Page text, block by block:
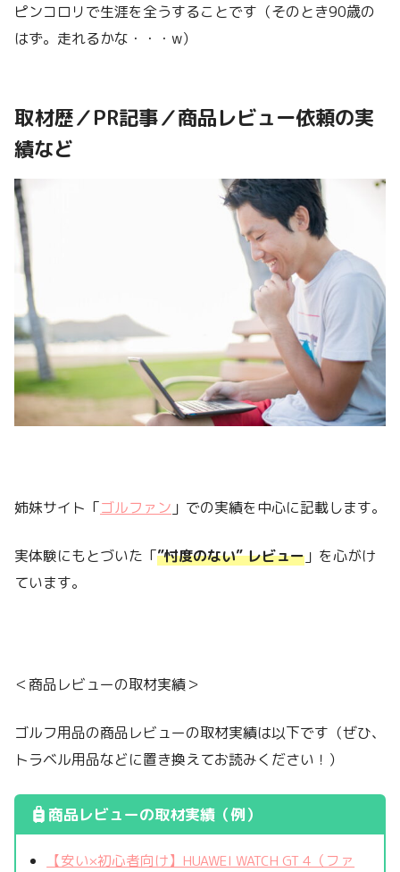
ピンコロリで生涯を全うすることです（そのとき90歳の
はず。走れるかな・・・w）
取材歴／PR記事／商品レビュー依頼の実
績など
姉妹サイト「ゴルファン 」での実績を中心に記載します。
実体験にもとづいた「”忖度のない” レビュー 」を心がけ
ています。
＜商品レビューの取材実績＞
ゴルフ用品の商品レビューの取材実績は以下です（ぜひ、
トラベル用品などに置き換えてお読みください！）
商品レビューの取材実績（例）
【安い×初心者向け】HUAWEI WATCH GT 4（ファ